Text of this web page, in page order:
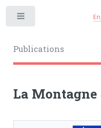
Publications
La